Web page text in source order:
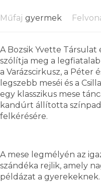
Műfaj gyermek
A Bozsik Yvette
szólítja meg a
a Varázscirkusz, a Péter
legszebb meséi és a
egy klasszikus mese
kandúrt állította
felkérésére.
A mese legmélyén az
szándéka rejlik, amely
példázat a gyerekeknek.